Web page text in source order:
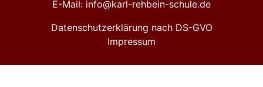
E-Mail: info@karl-rehbein-schule.de
Datenschutzerklärung nach DS-GVO
Impressum